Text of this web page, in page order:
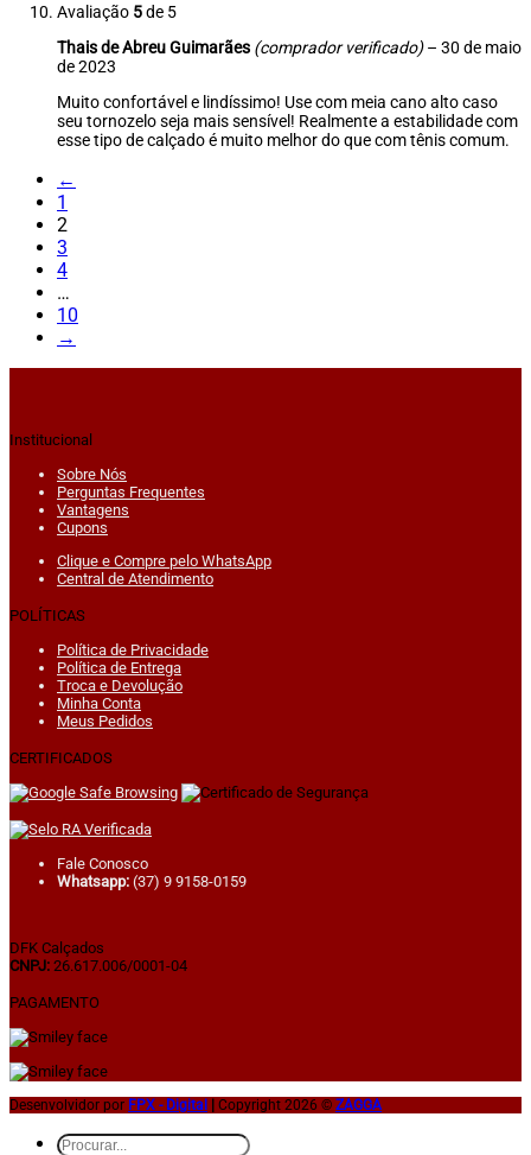
Avaliação 5de 5
Thais de Abreu Guimarães (comprador verificado) – 30 de maio
de 2023
Muito confortável e lindíssimo! Use com meia cano alto caso
seu tornozelo seja mais sensível! Realmente a estabilidade com
esse tipo de calçado é muito melhor do que com tênis comum.
←
1
2
3
4
…
10
→
Institucional
Sobre Nós
Perguntas Frequentes
Vantagens
Cupons
Clique e Compre pelo WhatsApp
Central de Atendimento
POLÍTICAS
Política de Privacidade
Política de Entrega
Troca e Devolução
Minha Conta
Meus Pedidos
CERTIFICADOS
Fale Conosco
Whatsapp: (37) 9 9158-0159
DFK Calçados
CNPJ: 26.617.006/0001-04
PAGAMENTO
Desenvolvidor por FPX - Digital | Copyright 2026 © ZAGGA
Pesquisar